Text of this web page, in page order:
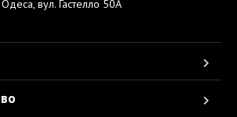
Одеса, вул. Гастелло 50А